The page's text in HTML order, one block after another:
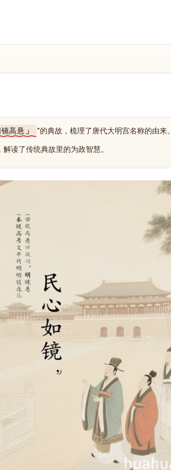
镜高悬 ”的典故，梳理了唐代大明宫名称的由来。
读了传统典故里的为政智慧。